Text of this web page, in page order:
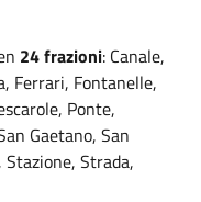
24 frazioni: Canale,
Ferrari, Fontanelle,
Ponte,
Gaetano, San
Stazione, Strada,